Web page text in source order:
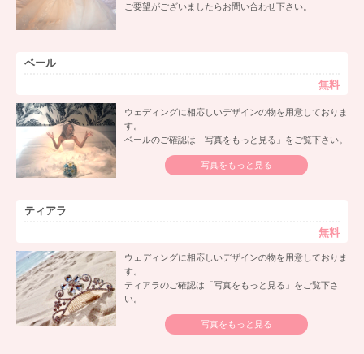
ご要望がございましたらお問い合わせ下さい。
ベール
無料
ウェディングに相応しいデザインの物を用意しておりま
す。
ベールのご確認は「写真をもっと見る」をご覧下さい。
写真をもっと見る
ティアラ
無料
ウェディングに相応しいデザインの物を用意しておりま
す。
ティアラのご確認は「写真をもっと見る」をご覧下さ
い。
写真をもっと見る